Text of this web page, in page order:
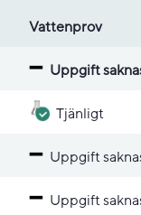
Vatten­prov
Uppgift
Tjänligt
Uppgift
Uppgift